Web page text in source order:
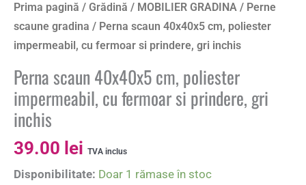
Prima pagină / Grădină / MOBILIER GRADINA / Perne
scaune gradina / Perna scaun 40x40x5 cm, poliester
impermeabil, cu fermoar si prindere, gri inchis
Perna scaun 40x40x5 cm, poliester
impermeabil, cu fermoar si prindere, gri
inchis
39.00 lei TVA inclus
Disponibilitate: Doar 1 rămase în stoc